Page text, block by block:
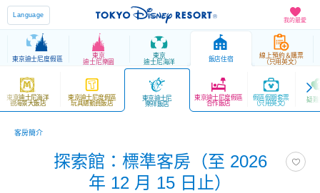
我的最愛
Language
東京迪士尼度假區
東京
迪士尼樂園
東京
迪士尼海洋
飯店住宿
線上預約＆購票
（只用英文）
東京迪士尼海洋
觀海景大飯店
東京迪士尼度假區
玩具總動員飯店
東京迪士尼
樂祥飯店
東京迪士尼度假區
合作飯店
假區假期套票
（只用英文） 疑難
客房簡介
探索館：標準客房（至 2026
年 12 月 15 日止）